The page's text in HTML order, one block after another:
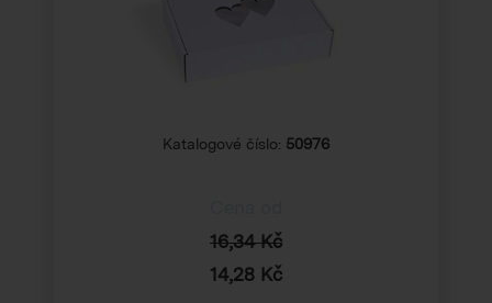
Katalogové číslo: 50976
16,34 Kč
14,28 Kč